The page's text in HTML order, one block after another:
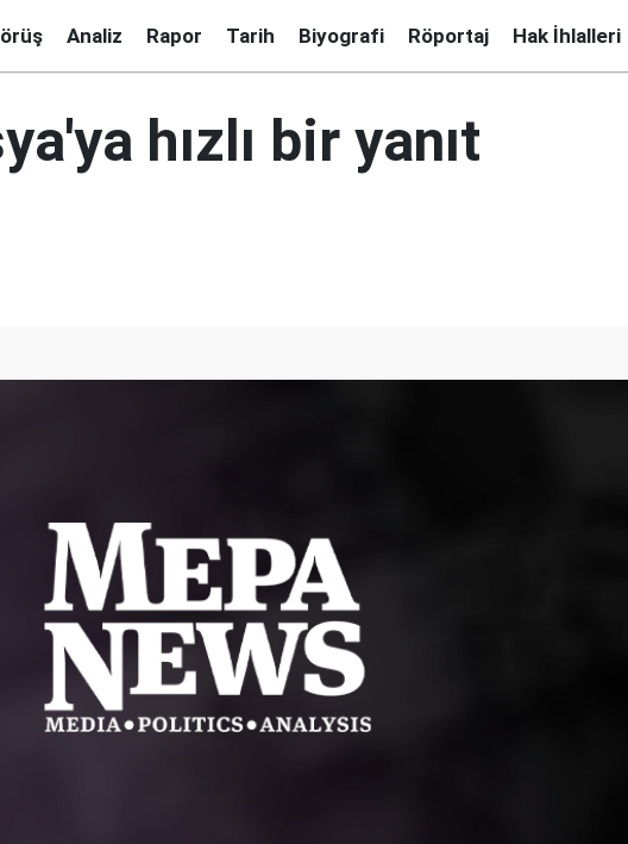
Analiz Rapor Tarih Biyografi Röportaj Hak İhlalleri
hızlı bir yanıt